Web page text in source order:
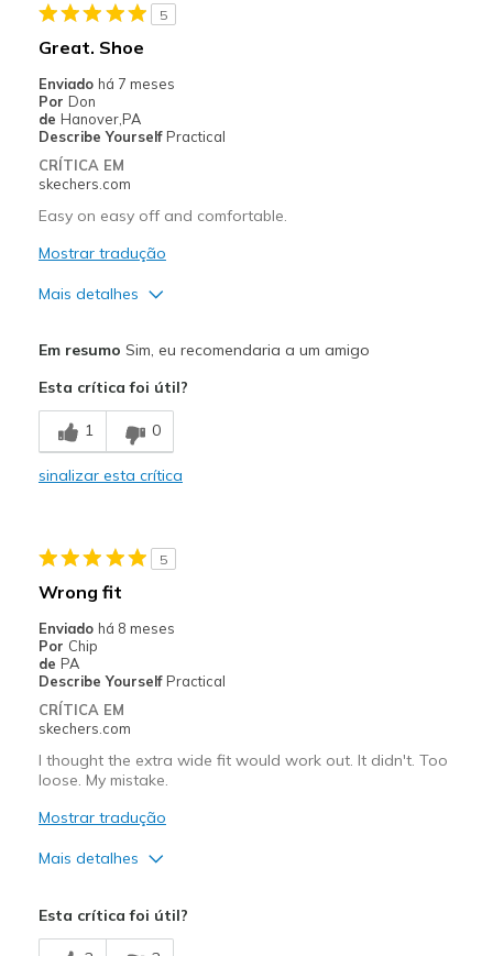
View On Shoes
Shoes are for Wearing
5
Great. Shoe
Enviado há 7 meses
Por Don
de Hanover,PA
Describe Yourself Practical
CRÍTICA EM
skechers.com
Easy on easy off and comfortable.
Mostrar tradução
Mais detalhes
Comfortable
Contras
Need Break In
Going Out
Sizing
View On Shoes
Shoes are for Wearing
Em resumo Sim, eu recomendaria a um amigo
Esta crítica foi útil?
1 0
sinalizar esta crítica
5
Wrong fit
Enviado há 8 meses
Por Chip
de PA
Describe Yourself Practical
CRÍTICA EM
skechers.com
I thought the extra wide fit would work out. It didn't. Too
loose. My mistake.
Mostrar tradução
Mais detalhes
Esta crítica foi útil?